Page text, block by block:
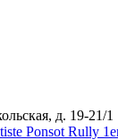
д. 19-21/1